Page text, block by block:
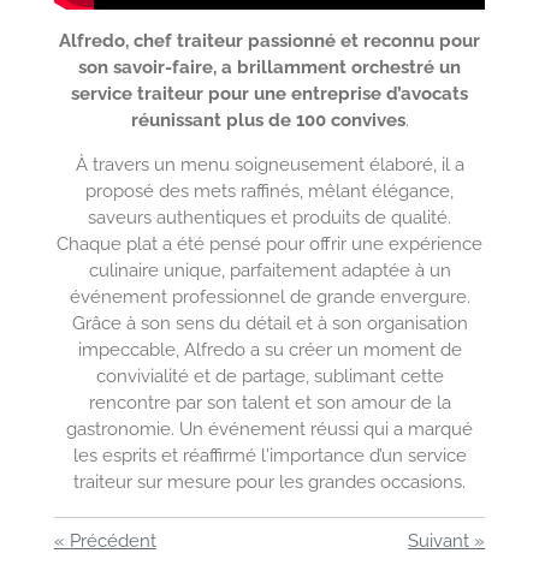
Alfredo, chef traiteur passionné et reconnu pour
son savoir-faire, a brillamment orchestré un
service traiteur pour une entreprise d’avocats
réunissant plus de 100 convives.
À travers un menu soigneusement élaboré, il a
proposé des mets raffinés, mêlant élégance,
saveurs authentiques et produits de qualité.
Chaque plat a été pensé pour offrir une expérience
culinaire unique, parfaitement adaptée à un
événement professionnel de grande envergure.
Grâce à son sens du détail et à son organisation
impeccable, Alfredo a su créer un moment de
convivialité et de partage, sublimant cette
rencontre par son talent et son amour de la
gastronomie. Un événement réussi qui a marqué
les esprits et réaffirmé l'importance d’un service
traiteur sur mesure pour les grandes occasions.
« Précédent Suivant »